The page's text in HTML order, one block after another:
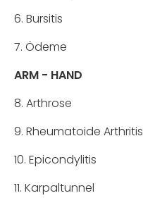
6. Bursitis
7. Ödeme
ARM - HAND
8. Arthrose
9. Rheumatoide Arthritis
10. Epicondylitis
11. Karpaltunnel